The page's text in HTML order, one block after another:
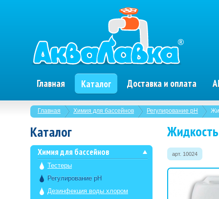
Главная Каталог Доставка и оплата
Главная Химия для бассейнов Регулирование pH
арт. 10024
Каталог
Химия для бассейнов
Тестеры
Регулирование pH
Дезинфекция воды хлором